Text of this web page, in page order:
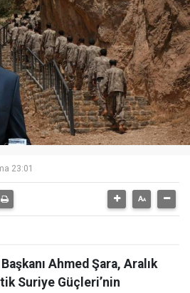
23:01
Ahmed Şara, Aralık
Suriye Güçleri’nin